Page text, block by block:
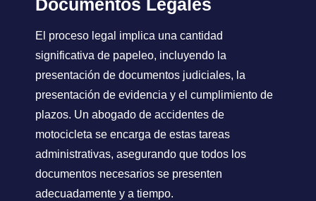
Documentos Legales
El proceso legal implica una cantidad
significativa de papeleo, incluyendo la
presentación de documentos judiciales, la
presentación de evidencia y el cumplimiento de
plazos. Un abogado de accidentes de
motocicleta se encarga de estas tareas
administrativas, asegurando que todos los
documentos necesarios se presenten
adecuadamente y a tiempo.